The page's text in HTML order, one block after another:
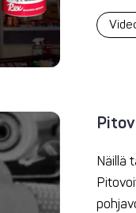
Näillä